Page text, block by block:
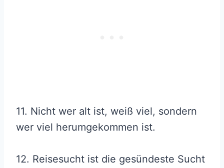
11. Nicht wer alt ist, weiß viel, sondern
wer viel herumgekommen ist.
12. Reisesucht ist die gesündeste Sucht